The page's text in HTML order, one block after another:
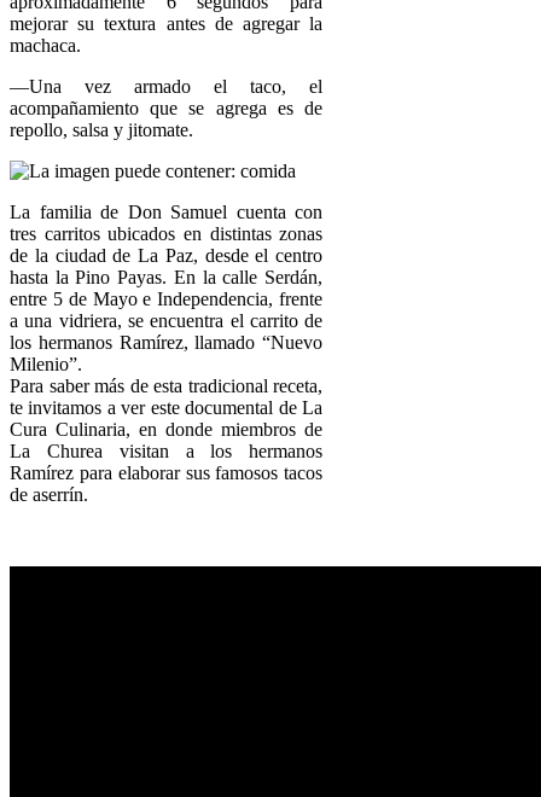
mejorar su textura antes de agregar la
machaca.
—Una vez armado el taco, el
acompañamiento que se agrega es de
repollo, salsa y jitomate.
La familia de Don Samuel cuenta con
tres carritos ubicados en distintas zonas
de la ciudad de La Paz, desde el centro
hasta la Pino Payas. En la calle Serdán,
entre 5 de Mayo e Independencia, frente
a una vidriera, se encuentra el carrito de
los hermanos Ramírez, llamado “Nuevo
Milenio”.
Para saber más de esta tradicional receta,
te invitamos a ver este documental de La
Cura Culinaria, en donde miembros de
La Churea visitan a los hermanos
Ramírez para elaborar sus famosos tacos
de aserrín.